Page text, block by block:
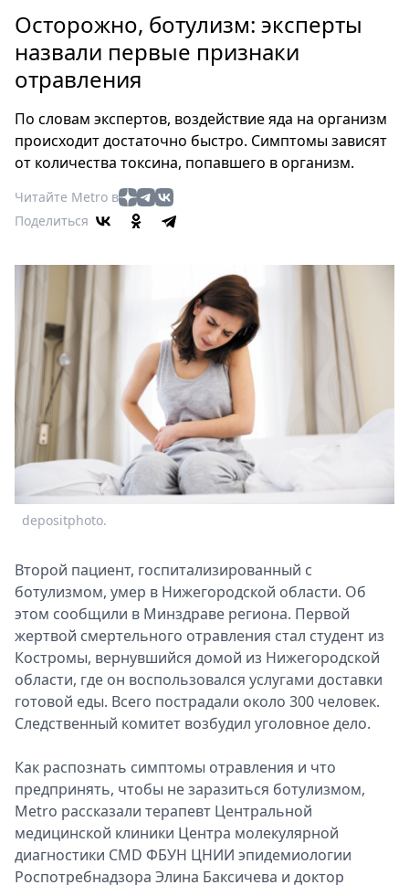
Россия
Мир
Здоровье
Туризм
Мода
Кино
Афиша
Пресс-
релизы
Metro
Стримы
Спецпроекты
Звезды
Выборы
2026
Скачай
Осторожно, ботулизм: эксперты
назвали первые признаки
отравления
По словам экспертов, воздействие яда на организм
происходит достаточно быстро. Симптомы зависят
от количества токсина, попавшего в организм.
Читайте Metro в
Поделиться
depositphoto.
Второй пациент, госпитализированный с
ботулизмом, умер в Нижегородской области. Об
этом сообщили в Минздраве региона. Первой
жертвой смертельного отравления стал студент из
Костромы, вернувшийся домой из Нижегородской
области, где он воспользовался услугами доставки
готовой еды. Всего пострадали около 300 человек.
Следственный комитет возбудил уголовное дело.
Как распознать симптомы отравления и что
предпринять, чтобы не заразиться ботулизмом,
Metro рассказали терапевт Центральной
медицинской клиники Центра молекулярной
диагностики CMD ФБУН ЦНИИ эпидемиологии
Роспотребнадзора Элина Баксичева и доктор